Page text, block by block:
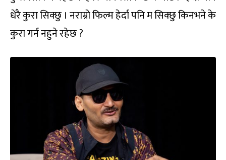
धेरै कुरा सिक्छु । नराम्रो फिल्म हेर्दा पनि म सिक्छु किनभने के
कुरा गर्न नहुने रहेछ ?